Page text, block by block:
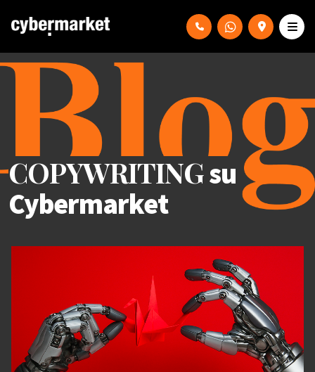
COPYWRITINGsu
Cybermarket